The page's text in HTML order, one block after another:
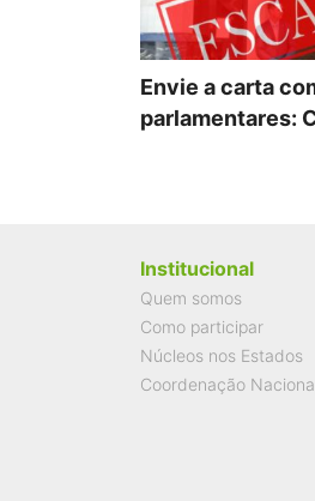
Envie a carta
parlamentares:
Institucional
Quem somos
Como participar
Núcleos nos Estados
Coordenação